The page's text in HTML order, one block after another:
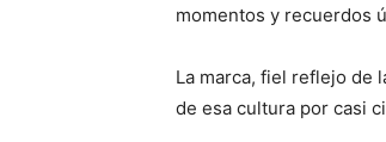
momentos y recuerdos
La marca, fiel reflejo de
de esa cultura por casi